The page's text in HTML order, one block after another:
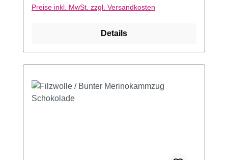
Preise inkl. MwSt. zzgl. Versandkosten
Details